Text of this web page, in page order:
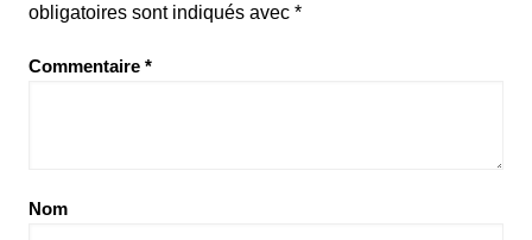
obligatoires sont indiqués avec *
Commentaire *
Nom